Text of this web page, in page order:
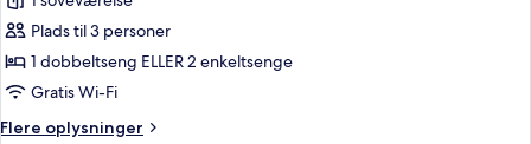
med
dobbeltseng
eller
Plads til 3 personer
1 dobbeltseng ELLER 2 enkeltsenge
Gratis Wi-Fi
Flere oplysninger
Flere